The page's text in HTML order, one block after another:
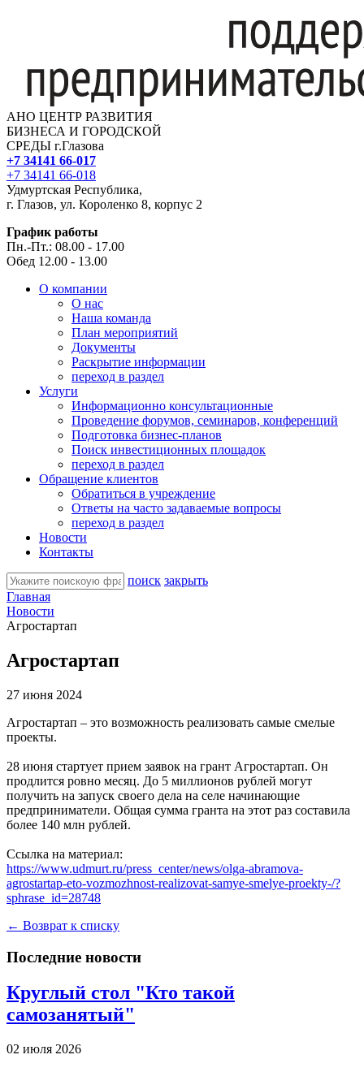
АНО ЦЕНТР РАЗВИТИЯ
БИЗНЕСА И ГОРОДСКОЙ
СРЕДЫ г.Глазова
+7 34141 66-017
+7 34141 66-018
Удмуртская Республика,
г. Глазов, ул. Короленко 8, корпус 2
График работы
Пн.-Пт.: 08.00 - 17.00
Обед 12.00 - 13.00
О компании
О нас
Наша команда
План мероприятий
Документы
Раскрытие информации
переход в раздел
Услуги
Информационно консультационные
Проведение форумов, семинаров, конференций
Подготовка бизнес-планов
Поиск инвестиционных площадок
переход в раздел
Обращение клиентов
Обратиться в учреждение
Ответы на часто задаваемые вопросы
переход в раздел
Новости
Контакты
поиск закрыть
Главная
Новости
Агростартап
Агростартап
27 июня 2024
Агростартап – это возможность реализовать самые смелые
проекты.
28 июня стартует прием заявок на грант Агростартап. Он
продлится ровно месяц. До 5 миллионов рублей могут
получить на запуск своего дела на селе начинающие
предприниматели. Общая сумма гранта на этот раз составила
более 140 млн рублей.
Ссылка на материал:
https://www.udmurt.ru/press_center/news/olga-abramova-
agrostartap-eto-vozmozhnost-realizovat-samye-smelye-proekty-/?
sphrase_id=28748
← Возврат к списку
Последние новости
Круглый стол "Кто такой
самозанятый"
02 июля 2026